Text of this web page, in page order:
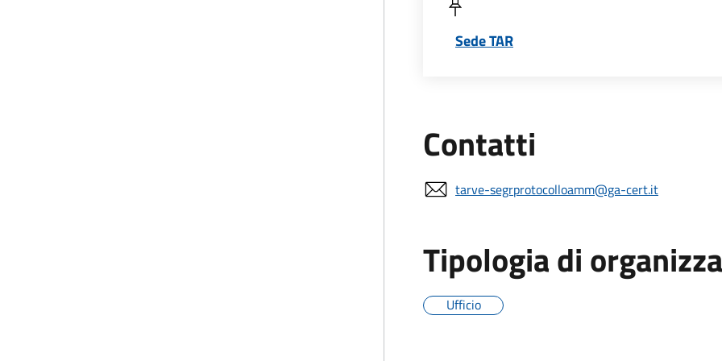
Sede TAR
Contatti
tarve-segrprotocolloamm@ga-cert.it
Tipologia di
Ufficio